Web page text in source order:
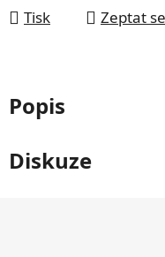
Tisk Zeptat se
Popis
Diskuze